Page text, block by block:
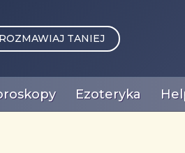
TANIEJ
Ezoteryka